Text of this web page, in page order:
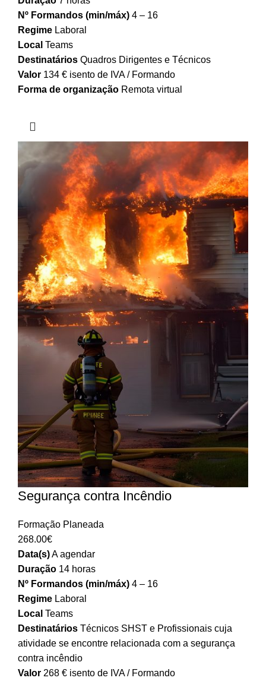
Nº Formandos (min/máx) 4 – 16
Regime Laboral
Local Teams
Destinatários Quadros Dirigentes e Técnicos
Valor 134 € isento de IVA / Formando
Forma de organização Remota virtual
Segurança contra Incêndio
Formação Planeada
268.00€
Data(s)A agendar
Duração 14 horas
Nº Formandos (min/máx) 4 – 16
Regime Laboral
Local Teams
Destinatários Técnicos SHST e Profissionais cuja
atividade se encontre relacionada com a segurança
contra incêndio
Valor 268 € isento de IVA / Formando